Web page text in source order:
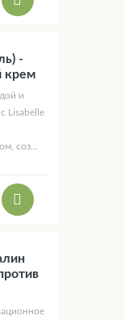
-
крем
и
Lisabelle
соз...